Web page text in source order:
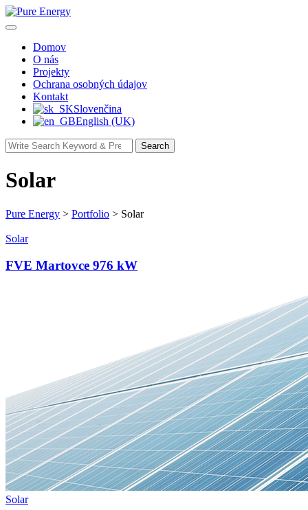
Skip
to
Domov
O nás
Projekty
Ochrana osobných údajov
Kontakt
Slovenčina
English (UK)
Search
for:
Search
Solar
Pure Energy > Portfolio > Solar
Solar
FVE Martovce 976 kW
Solar